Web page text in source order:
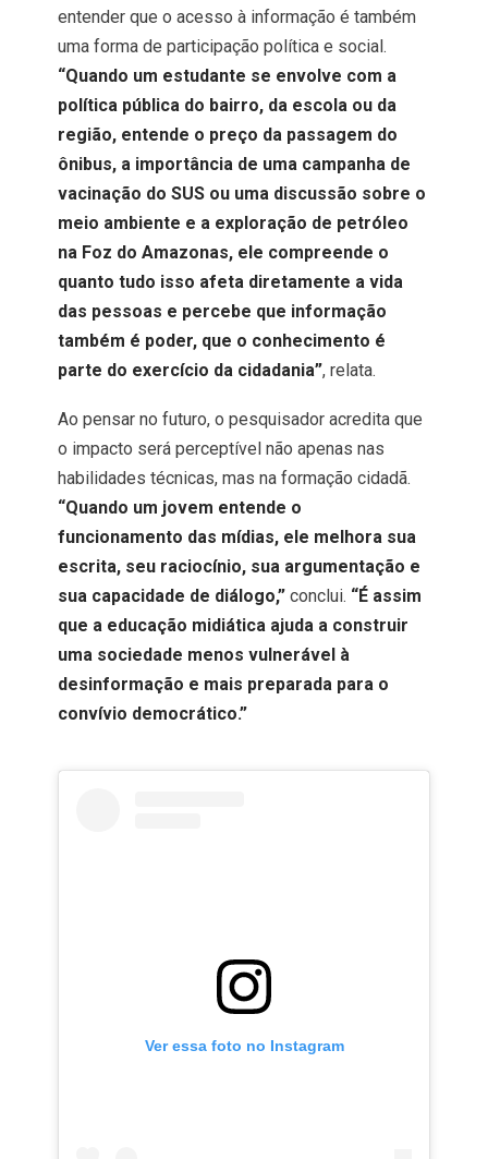
entender que o acesso à informação é também
uma forma de participação política e social.
“Quando um estudante se envolve com a
política pública do bairro, da escola ou da
região, entende o preço da passagem do
ônibus, a importância de uma campanha de
vacinação do SUS ou uma discussão sobre o
meio ambiente e a exploração de petróleo
na Foz do Amazonas, ele compreende o
quanto tudo isso afeta diretamente a vida
das pessoas e percebe que informação
também é poder, que o conhecimento é
parte do exercício da cidadania”, relata.
Ao pensar no futuro, o pesquisador acredita que
o impacto será perceptível não apenas nas
habilidades técnicas, mas na formação cidadã.
“Quando um jovem entende o
funcionamento das mídias, ele melhora sua
escrita, seu raciocínio, sua argumentação e
sua capacidade de diálogo,”conclui. “É assim
que a educação midiática ajuda a construir
uma sociedade menos vulnerável à
desinformação e mais preparada para o
convívio democrático.”
Ver essa foto no Instagram